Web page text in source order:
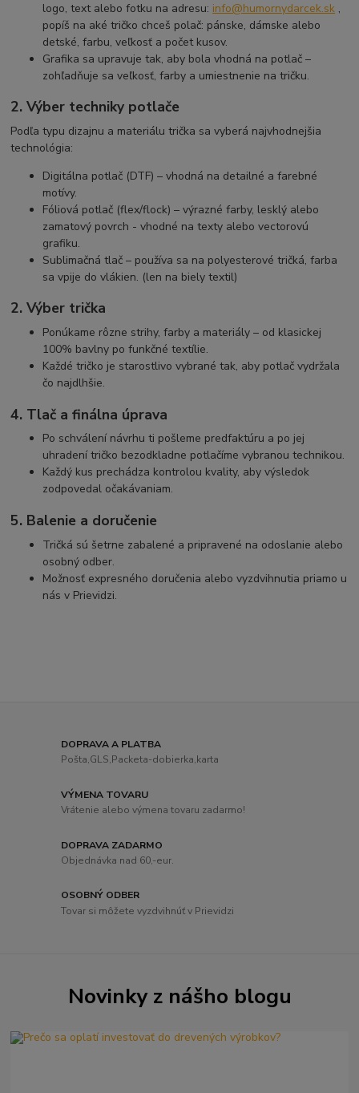
logo, text alebo fotku na adresu: info@humornydarcek.sk ,
popíš na aké tričko chceš polač: pánske, dámske alebo
detské, farbu, veľkosť a počet kusov.
Grafika sa upravuje tak, aby bola vhodná na potlač –
zohľadňuje sa veľkosť, farby a umiestnenie na tričku.
2. Výber techniky potlače
Podľa typu dizajnu a materiálu trička sa vyberá najvhodnejšia
technológia:
Digitálna potlač (DTF) – vhodná na detailné a farebné
motívy.
Fóliová potlač (flex/flock) – výrazné farby, lesklý alebo
zamatový povrch - vhodné na texty alebo vectorovú
grafiku.
Sublimačná tlač – používa sa na polyesterové tričká, farba
sa vpije do vlákien. (len na biely textil)
2. Výber trička
Ponúkame rôzne strihy, farby a materiály – od klasickej
100% bavlny po funkčné textílie.
Každé tričko je starostlivo vybrané tak, aby potlač vydržala
čo najdlhšie.
4. Tlač a finálna úprava
Po schválení návrhu ti pošleme predfaktúru a po jej
uhradení tričko bezodkladne potlačíme vybranou technikou.
Každý kus prechádza kontrolou kvality, aby výsledok
zodpovedal očakávaniam.
5. Balenie a doručenie
Tričká sú šetrne zabalené a pripravené na odoslanie alebo
osobný odber.
Možnosť expresného doručenia alebo vyzdvihnutia priamo u
nás v Prievidzi.
DOPRAVA A PLATBA
Pošta,GLS,Packeta-dobierka,karta
VÝMENA TOVARU
Vrátenie alebo výmena tovaru zadarmo!
DOPRAVA ZADARMO
Objednávka nad 60,-eur.
OSOBNÝ ODBER
Tovar si môžete vyzdvihnúť v Prievidzi
Novinky z nášho blogu